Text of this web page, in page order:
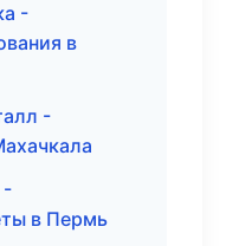
-
в
-
-
в Пермь